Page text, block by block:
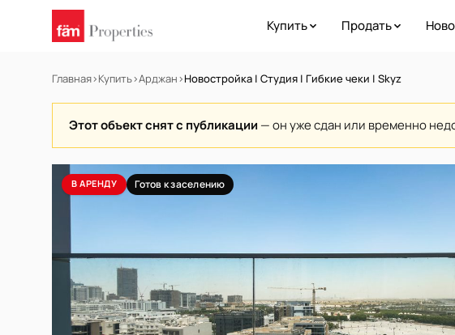
Купить Продать
Главная›Купить›Арджан›Новостройка | Студия | Гибкие чеки | Skyz
Этот объект снят с публикации — он уже сдан или временно
В АРЕНДУ Готов к заселению